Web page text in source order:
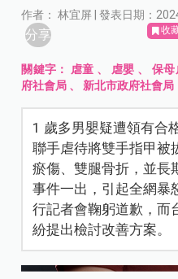
作者： 林宜屏 | 發表日期：
分享 收
關鍵字： 虐童 、 虐嬰 、 保母
府社會局 、 新北市政府社會局
1 歲多男嬰疑遭領有合
聯手虐待將雙手指甲被
瘀傷、雙腿骨折，並長
事件一出，引起全網暴
行記者會鞠躬道歉，而
紛提出檢討改善方案。